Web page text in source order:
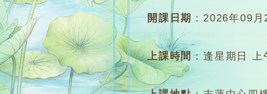
開課日期 ：2026年09月
上課時間 ：逢星期日